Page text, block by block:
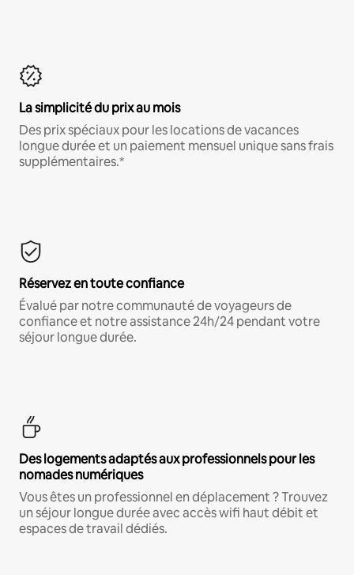
La simplicité du prix au mois
Des prix spéciaux pour les locations de vacances
longue durée et un paiement mensuel unique sans frais
supplémentaires.*
Réservez en toute confiance
Évalué par notre communauté de voyageurs de
confiance et notre assistance 24h/24 pendant votre
séjour longue durée.
Des logements adaptés aux professionnels pour les
nomades numériques
Vous êtes un professionnel en déplacement ? Trouvez
un séjour longue durée avec accès wifi haut débit et
espaces de travail dédiés.